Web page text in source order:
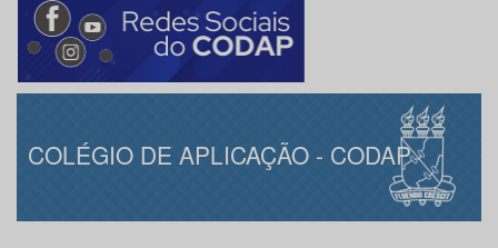
COLÉGIO DE APLICAÇÃO - CODAP